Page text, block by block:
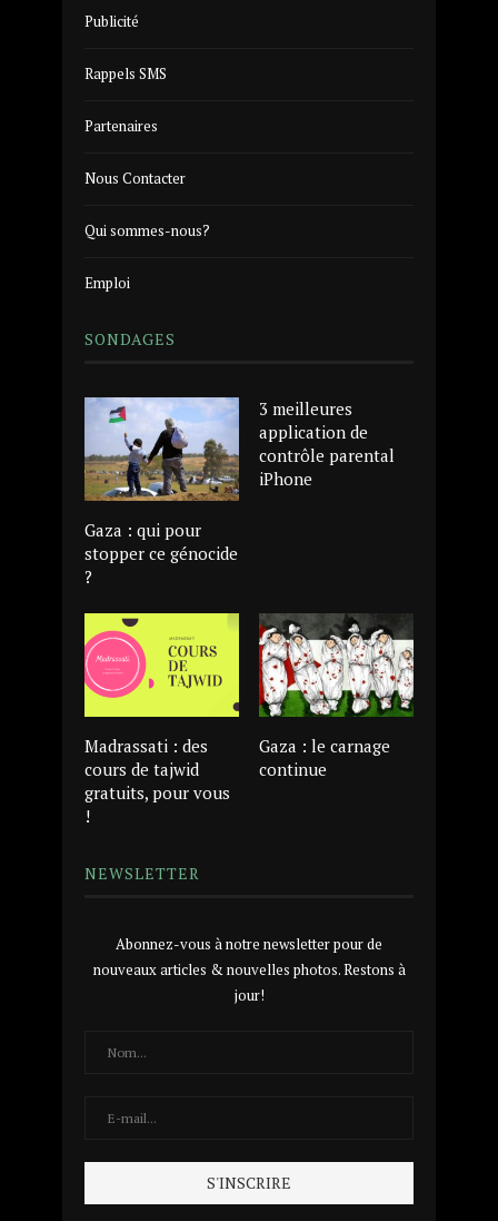
Publicité
Rappels SMS
Partenaires
Nous Contacter
Qui sommes-nous?
Emploi
SONDAGES
Gaza : qui pour
stopper ce génocide
?
3 meilleures
application de
contrôle parental
iPhone
Madrassati : des
cours de tajwid
gratuits, pour vous
!
Gaza : le carnage
continue
NEWSLETTER
Abonnez-vous à notre newsletter pour de
nouveaux articles & nouvelles photos. Restons à
jour!